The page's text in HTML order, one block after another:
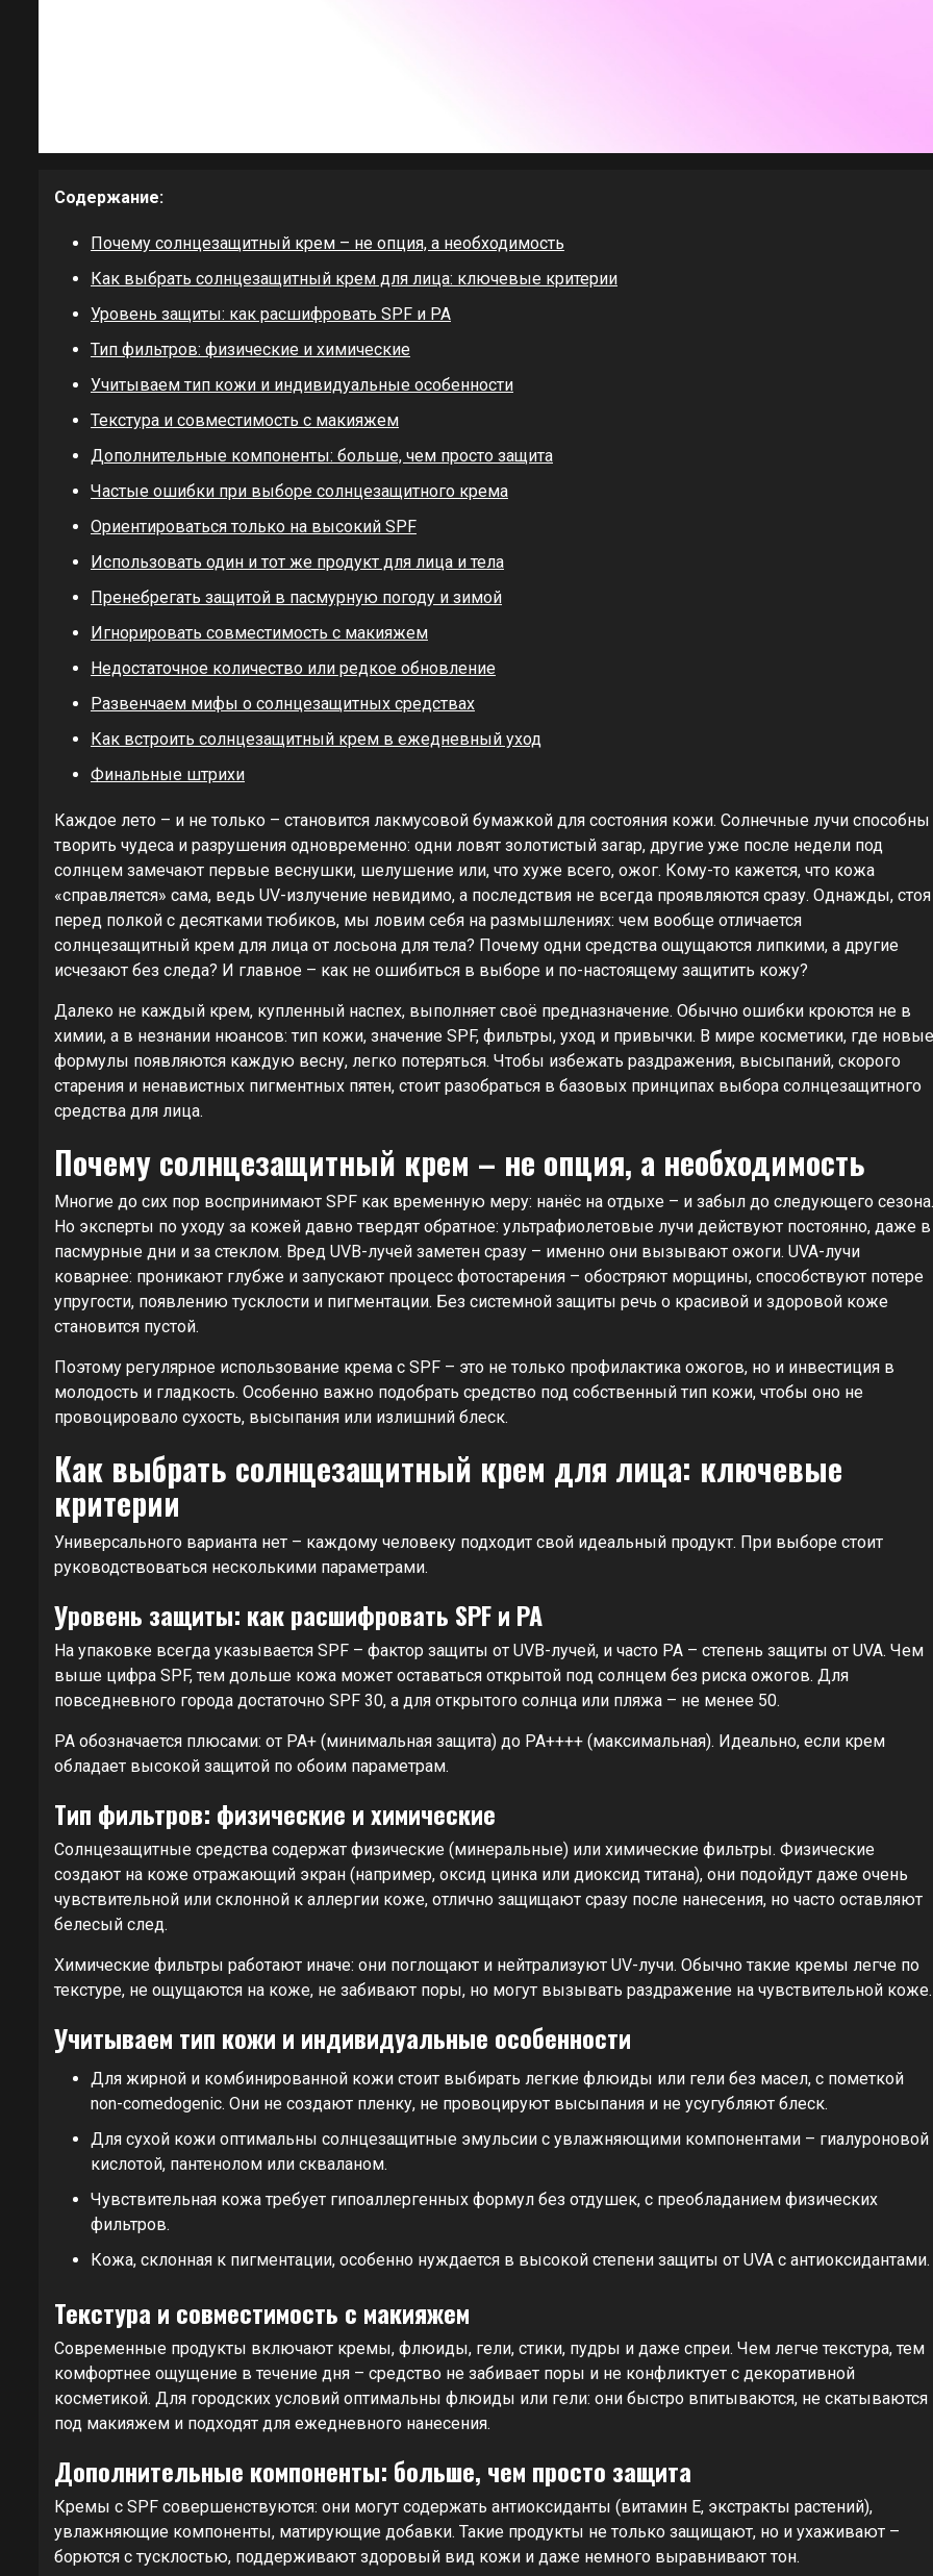
Содержание:
Почему солнцезащитный крем – не опция, а необходимость
Как выбрать солнцезащитный крем для лица: ключевые критерии
Уровень защиты: как расшифровать SPF и PA
Тип фильтров: физические и химические
Учитываем тип кожи и индивидуальные особенности
Текстура и совместимость с макияжем
Дополнительные компоненты: больше, чем просто защита
Частые ошибки при выборе солнцезащитного крема
Ориентироваться только на высокий SPF
Использовать один и тот же продукт для лица и тела
Пренебрегать защитой в пасмурную погоду и зимой
Игнорировать совместимость с макияжем
Недостаточное количество или редкое обновление
Развенчаем мифы о солнцезащитных средствах
Как встроить солнцезащитный крем в ежедневный уход
Финальные штрихи
Каждое лето – и не только – становится лакмусовой бумажкой для состояния кожи. Солнечные лучи способны
творить чудеса и разрушения одновременно: одни ловят золотистый загар, другие уже после недели под
солнцем замечают первые веснушки, шелушение или, что хуже всего, ожог. Кому-то кажется, что кожа
«справляется» сама, ведь UV-излучение невидимо, а последствия не всегда проявляются сразу. Однажды, стоя
перед полкой с десятками тюбиков, мы ловим себя на размышлениях: чем вообще отличается
солнцезащитный крем для лица от лосьона для тела? Почему одни средства ощущаются липкими, а другие
исчезают без следа? И главное – как не ошибиться в выборе и по-настоящему защитить кожу?
Далеко не каждый крем, купленный наспех, выполняет своё предназначение. Обычно ошибки кроются не в
химии, а в незнании нюансов: тип кожи, значение SPF, фильтры, уход и привычки. В мире косметики, где новые
формулы появляются каждую весну, легко потеряться. Чтобы избежать раздражения, высыпаний, скорого
старения и ненавистных пигментных пятен, стоит разобраться в базовых принципах выбора солнцезащитного
средства для лица.
Почему солнцезащитный крем – не опция, а необходимость
Многие до сих пор воспринимают SPF как временную меру: нанёс на отдыхе – и забыл до следующего сезона.
Но эксперты по уходу за кожей давно твердят обратное: ультрафиолетовые лучи действуют постоянно, даже в
пасмурные дни и за стеклом. Вред UVB-лучей заметен сразу – именно они вызывают ожоги. UVA-лучи
коварнее: проникают глубже и запускают процесс фотостарения – обостряют морщины, способствуют потере
упругости, появлению тусклости и пигментации. Без системной защиты речь о красивой и здоровой коже
становится пустой.
Поэтому регулярное использование крема с SPF – это не только профилактика ожогов, но и инвестиция в
молодость и гладкость. Особенно важно подобрать средство под собственный тип кожи, чтобы оно не
провоцировало сухость, высыпания или излишний блеск.
Как выбрать солнцезащитный крем для лица: ключевые
критерии
Универсального варианта нет – каждому человеку подходит свой идеальный продукт. При выборе стоит
руководствоваться несколькими параметрами.
Уровень защиты: как расшифровать SPF и PA
На упаковке всегда указывается SPF – фактор защиты от UVB-лучей, и часто PA – степень защиты от UVA. Чем
выше цифра SPF, тем дольше кожа может оставаться открытой под солнцем без риска ожогов. Для
повседневного города достаточно SPF 30, а для открытого солнца или пляжа – не менее 50.
PA обозначается плюсами: от PA+ (минимальная защита) до PA++++ (максимальная). Идеально, если крем
обладает высокой защитой по обоим параметрам.
Тип фильтров: физические и химические
Солнцезащитные средства содержат физические (минеральные) или химические фильтры. Физические
создают на коже отражающий экран (например, оксид цинка или диоксид титана), они подойдут даже очень
чувствительной или склонной к аллергии коже, отлично защищают сразу после нанесения, но часто оставляют
белесый след.
Химические фильтры работают иначе: они поглощают и нейтрализуют UV-лучи. Обычно такие кремы легче по
текстуре, не ощущаются на коже, не забивают поры, но могут вызывать раздражение на чувствительной коже.
Учитываем тип кожи и индивидуальные особенности
Для жирной и комбинированной кожи стоит выбирать легкие флюиды или гели без масел, с пометкой
non-comedogenic. Они не создают пленку, не провоцируют высыпания и не усугубляют блеск.
Для сухой кожи оптимальны солнцезащитные эмульсии с увлажняющими компонентами – гиалуроновой
кислотой, пантенолом или скваланом.
Чувствительная кожа требует гипоаллергенных формул без отдушек, с преобладанием физических
фильтров.
Кожа, склонная к пигментации, особенно нуждается в высокой степени защиты от UVA с антиоксидантами.
Текстура и совместимость с макияжем
Современные продукты включают кремы, флюиды, гели, стики, пудры и даже спреи. Чем легче текстура, тем
комфортнее ощущение в течение дня – средство не забивает поры и не конфликтует с декоративной
косметикой. Для городских условий оптимальны флюиды или гели: они быстро впитываются, не скатываются
под макияжем и подходят для ежедневного нанесения.
Дополнительные компоненты: больше, чем просто защита
Кремы с SPF совершенствуются: они могут содержать антиоксиданты (витамин Е, экстракты растений),
увлажняющие компоненты, матирующие добавки. Такие продукты не только защищают, но и ухаживают –
борются с тусклостью, поддерживают здоровый вид кожи и даже немного выравнивают тон.